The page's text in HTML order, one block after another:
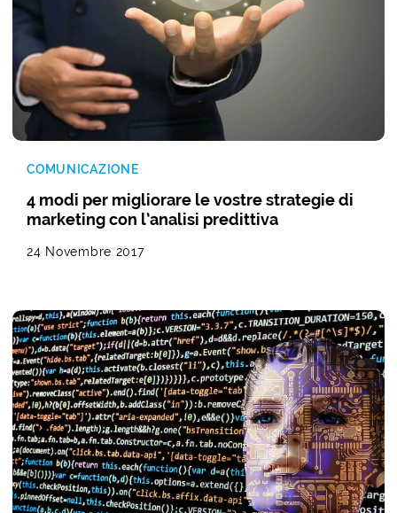
COMUNICAZIONE
4 modi per migliorare le vostre strategie di
marketing con l’analisi predittiva
24 Novembre 2017